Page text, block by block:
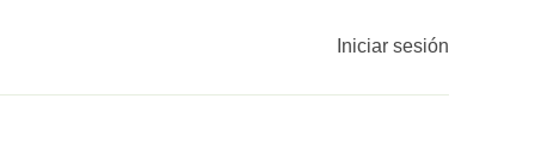
Menú
de
Iniciar sesión